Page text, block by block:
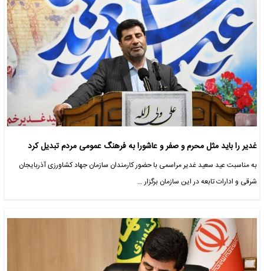
غدیر را باید مثل محرم و صفر و عاشورا به فرهنگ عمومی مردم تبدیل کرد
به مناسبت عید سعید غدیر مراسمی با حضور کارمندان سازمان جهاد کشاورزی آذربایجان
شرقی و ادارات تابعه در این سازمان برگزار …